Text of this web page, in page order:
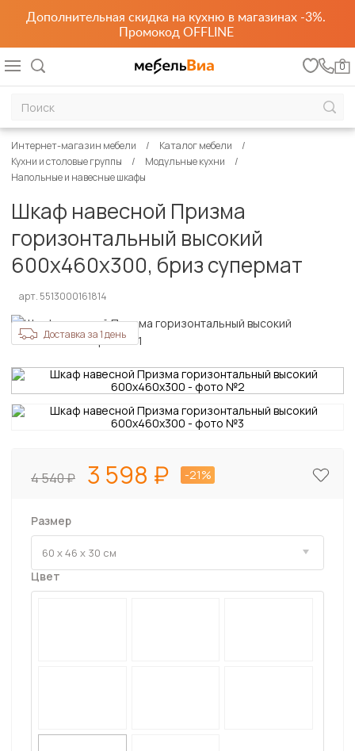
Дополнительная скидка на кухню в магазинах -3%.
Промокод OFFLINE
0
Интернет-магазин мебели
Каталог мебели
Кухни и столовые группы
Модульные кухни
Напольные и навесные шкафы
Шкаф навесной Призма
горизонтальный высокий
600х460х300, бриз супермат
арт. 5513000161814
Доставка за 1 день
4 540 3 598 -21%
Размер
Цвет